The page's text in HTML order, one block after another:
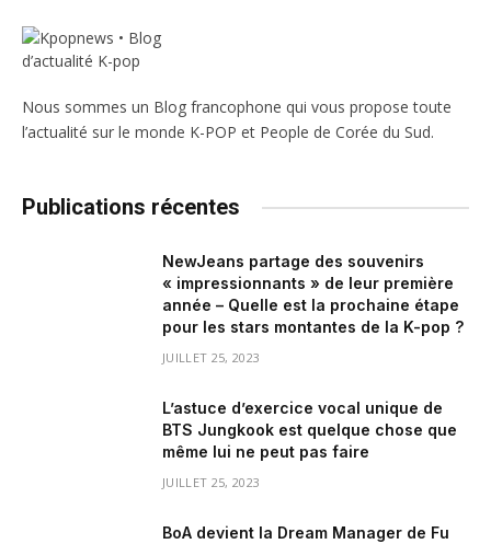
Nous sommes un Blog francophone qui vous propose toute
l’actualité sur le monde K-POP et People de Corée du Sud.
Publications récentes
NewJeans partage des souvenirs
« impressionnants » de leur première
année – Quelle est la prochaine étape
pour les stars montantes de la K-pop ?
JUILLET 25, 2023
L’astuce d’exercice vocal unique de
BTS Jungkook est quelque chose que
même lui ne peut pas faire
JUILLET 25, 2023
BoA devient la Dream Manager de Fu